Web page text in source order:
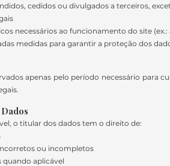
cedidos ou divulgados a terceiros,
necessários ao funcionamento do site
medidas para garantir a proteção dos
apenas pelo período necessário para
o titular dos dados tem o direito de:
ou incompletos
quando aplicável